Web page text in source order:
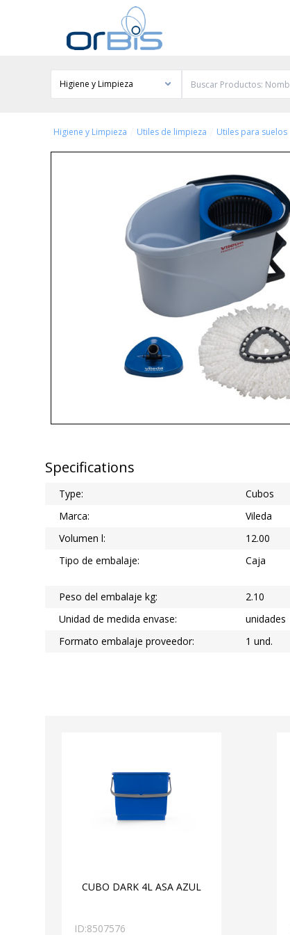
Higiene y Limpieza
Higiene y Limpieza Utiles de limpieza Utiles para suelos
Specifications
Type: Cubos
Marca:
Vileda
Volumen l:
12.00
Tipo de embalaje:
Caja
Peso del embalaje kg:
2.10
Unidad de medida envase:
unidades
Formato embalaje proveedor:
1 und.
CUBO DARK 4L ASA AZUL
ID:8507576